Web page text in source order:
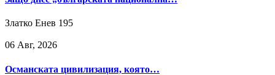
Златко Енев 195
06 Авг, 2026
Османската цивилизация, която…